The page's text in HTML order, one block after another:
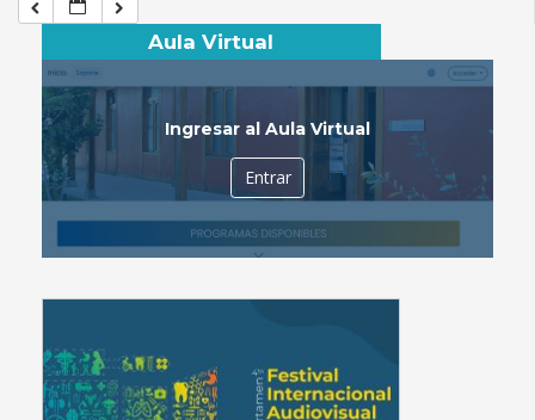
Aula Virtual
Ingresar al Aula Virtual
Entrar